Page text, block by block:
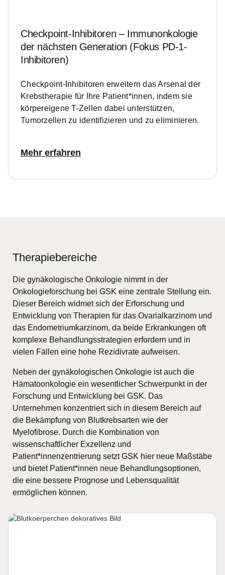
Checkpoint-Inhibitoren – Immunonkologie
der nächsten Generation (Fokus PD-1-
Inhibitoren)
Checkpoint-Inhibitoren erweitern das Arsenal der
Krebstherapie für Ihre Patient*innen, indem sie
körpereigene T-Zellen dabei unterstützen,
Tumorzellen zu identifizieren und zu eliminieren.
Mehr erfahren
Therapiebereiche
Die gynäkologische Onkologie nimmt in der
Onkologieforschung bei GSK eine zentrale Stellung ein.
Dieser Bereich widmet sich der Erforschung und
Entwicklung von Therapien für das Ovarialkarzinom und
das Endometriumkarzinom, da beide Erkrankungen oft
komplexe Behandlungsstrategien erfordern und in
vielen Fällen eine hohe Rezidivrate aufweisen.
Neben der gynäkologischen Onkologie ist auch die
Hämatoonkologie ein wesentlicher Schwerpunkt in der
Forschung und Entwicklung bei GSK. Das
Unternehmen konzentriert sich in diesem Bereich auf
die Bekämpfung von Blutkrebsarten wie der
Myelofibrose. Durch die Kombination von
wissenschaftlicher Exzellenz und
Patient*innenzentrierung setzt GSK hier neue Maßstäbe
und bietet Patient*innen neue Behandlungsoptionen,
die eine bessere Prognose und Lebensqualität
ermöglichen können.